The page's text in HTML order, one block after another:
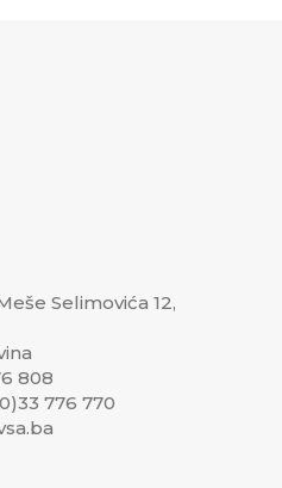
Selimovića 12,
808
776 770